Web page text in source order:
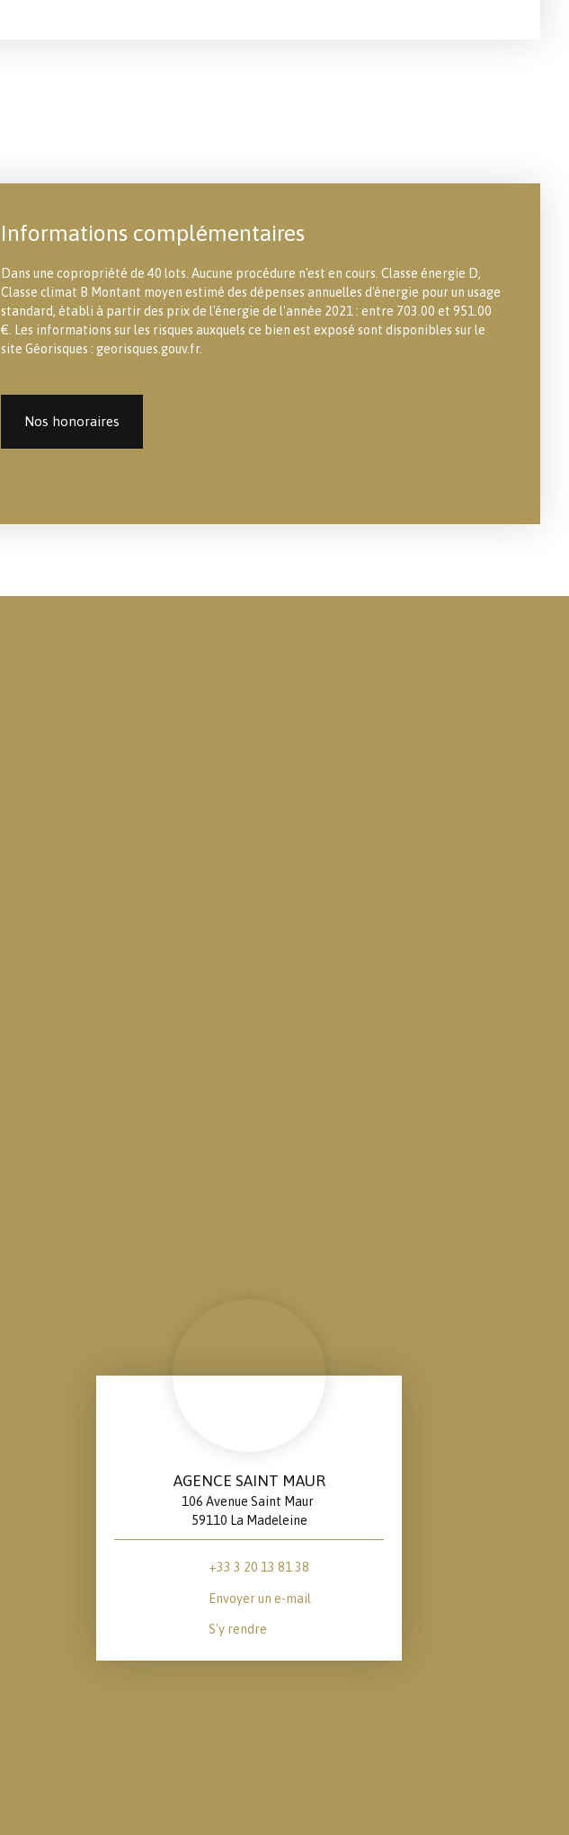
Informations complémentaires
Dans une copropriété de 40 lots. Aucune procédure n'est en cours. Classe énergie D,
Classe climat B Montant moyen estimé des dépenses annuelles d'énergie pour un usage
standard, établi à partir des prix de l'énergie de l'année 2021 : entre 703.00 et 951.00
€. Les informations sur les risques auxquels ce bien est exposé sont disponibles sur le
site Géorisques : georisques.gouv.fr.
Nos honoraires
AGENCE SAINT MAUR
106 Avenue Saint Maur
59110 La Madeleine
+33 3 20 13 81 38
Envoyer un e-mail
S'y rendre